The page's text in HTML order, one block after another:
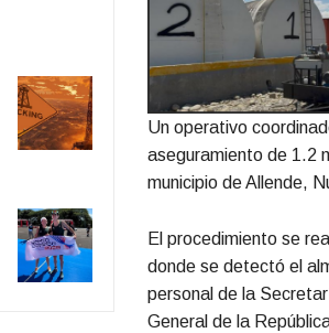
Un operativo
aseguramiento de 1.2
municipio de Allende,
El procedimiento se
donde se detectó el
personal de la
General de la